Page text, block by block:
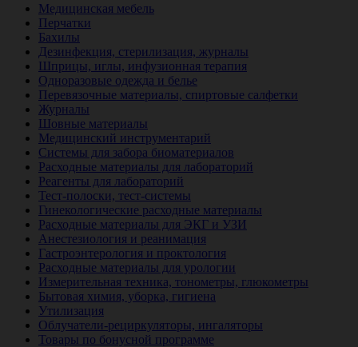
Медицинская мебель
Перчатки
Бахилы
Дезинфекция, стерилизация, журналы
Шприцы, иглы, инфузионная терапия
Одноразовые одежда и белье
Перевязочные материалы, спиртовые салфетки
Журналы
Шовные материалы
Медицинский инструментарий
Системы для забора биоматериалов
Расходные материалы для лабораторий
Реагенты для лабораторий
Тест-полоски, тест-системы
Гинекологические расходные материалы
Расходные материалы для ЭКГ и УЗИ
Анестезиология и реанимация
Гастроэнтерология и проктология
Расходные материалы для урологии
Измерительная техника, тонометры, глюкометры
Бытовая химия, уборка, гигиена
Утилизация
Облучатели-рециркуляторы, ингаляторы
Товары по бонусной программе